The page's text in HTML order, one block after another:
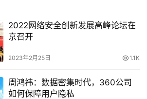
2022网络安全创新发展高峰论坛在
京召开
2023年2月25日 1.1K
周鸿祎：数据密集时代，360公司
如何保障用户隐私